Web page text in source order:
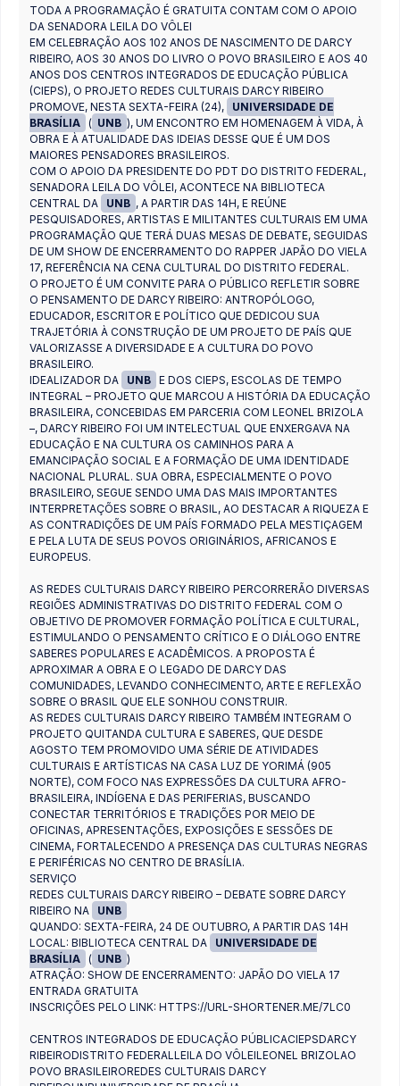
TODA A PROGRAMAÇÃO É GRATUITA CONTAM COM O APOIO
DA SENADORA LEILA DO VÔLEI
EM CELEBRAÇÃO AOS 102 ANOS DE NASCIMENTO DE DARCY
RIBEIRO, AOS 30 ANOS DO LIVRO O POVO BRASILEIRO E AOS 40
ANOS DOS CENTROS INTEGRADOS DE EDUCAÇÃO PÚBLICA
(CIEPS), O PROJETO REDES CULTURAIS DARCY RIBEIRO
PROMOVE, NESTA SEXTA-FEIRA (24),
UNIVERSIDADE DE
BRASÍLIA ( UNB ), UM ENCONTRO EM HOMENAGEM À VIDA, À
OBRA E À ATUALIDADE DAS IDEIAS DESSE QUE É UM DOS
MAIORES PENSADORES BRASILEIROS.
COM O APOIO DA PRESIDENTE DO PDT DO DISTRITO FEDERAL,
SENADORA LEILA DO VÔLEI, ACONTECE NA BIBLIOTECA
CENTRAL DA
UNB , A PARTIR DAS 14H, E REÚNE
PESQUISADORES, ARTISTAS E MILITANTES CULTURAIS EM UMA
PROGRAMAÇÃO QUE TERÁ DUAS MESAS DE DEBATE, SEGUIDAS
DE UM SHOW DE ENCERRAMENTO DO RAPPER JAPÃO DO VIELA
17, REFERÊNCIA NA CENA CULTURAL DO DISTRITO FEDERAL.
O PROJETO É UM CONVITE PARA O PÚBLICO REFLETIR SOBRE
O PENSAMENTO DE DARCY RIBEIRO: ANTROPÓLOGO,
EDUCADOR, ESCRITOR E POLÍTICO QUE DEDICOU SUA
TRAJETÓRIA À CONSTRUÇÃO DE UM PROJETO DE PAÍS QUE
VALORIZASSE A DIVERSIDADE E A CULTURA DO POVO
BRASILEIRO.
IDEALIZADOR DA
UNB E DOS CIEPS, ESCOLAS DE TEMPO
INTEGRAL – PROJETO QUE MARCOU A HISTÓRIA DA EDUCAÇÃO
BRASILEIRA, CONCEBIDAS EM PARCERIA COM LEONEL BRIZOLA
–, DARCY RIBEIRO FOI UM INTELECTUAL QUE ENXERGAVA NA
EDUCAÇÃO E NA CULTURA OS CAMINHOS PARA A
EMANCIPAÇÃO SOCIAL E A FORMAÇÃO DE UMA IDENTIDADE
NACIONAL PLURAL. SUA OBRA, ESPECIALMENTE O POVO
BRASILEIRO, SEGUE SENDO UMA DAS MAIS IMPORTANTES
INTERPRETAÇÕES SOBRE O BRASIL, AO DESTACAR A RIQUEZA E
AS CONTRADIÇÕES DE UM PAÍS FORMADO PELA MESTIÇAGEM
E PELA LUTA DE SEUS POVOS ORIGINÁRIOS, AFRICANOS E
EUROPEUS.
AS REDES CULTURAIS DARCY RIBEIRO PERCORRERÃO DIVERSAS
REGIÕES ADMINISTRATIVAS DO DISTRITO FEDERAL COM O
OBJETIVO DE PROMOVER FORMAÇÃO POLÍTICA E CULTURAL,
ESTIMULANDO O PENSAMENTO CRÍTICO E O DIÁLOGO ENTRE
SABERES POPULARES E ACADÊMICOS. A PROPOSTA É
APROXIMAR A OBRA E O LEGADO DE DARCY DAS
COMUNIDADES, LEVANDO CONHECIMENTO, ARTE E REFLEXÃO
SOBRE O BRASIL QUE ELE SONHOU CONSTRUIR.
AS REDES CULTURAIS DARCY RIBEIRO TAMBÉM INTEGRAM O
PROJETO QUITANDA CULTURA E SABERES, QUE DESDE
AGOSTO TEM PROMOVIDO UMA SÉRIE DE ATIVIDADES
CULTURAIS E ARTÍSTICAS NA CASA LUZ DE YORIMÁ (905
NORTE), COM FOCO NAS EXPRESSÕES DA CULTURA AFRO-
BRASILEIRA, INDÍGENA E DAS PERIFERIAS, BUSCANDO
CONECTAR TERRITÓRIOS E TRADIÇÕES POR MEIO DE
OFICINAS, APRESENTAÇÕES, EXPOSIÇÕES E SESSÕES DE
CINEMA, FORTALECENDO A PRESENÇA DAS CULTURAS NEGRAS
E PERIFÉRICAS NO CENTRO DE BRASÍLIA.
SERVIÇO
REDES CULTURAIS DARCY RIBEIRO – DEBATE SOBRE DARCY
RIBEIRO NA
UNB
QUANDO: SEXTA-FEIRA, 24 DE OUTUBRO, A PARTIR DAS 14H
LOCAL: BIBLIOTECA CENTRAL DA
UNIVERSIDADE DE
BRASÍLIA ( UNB )
ATRAÇÃO: SHOW DE ENCERRAMENTO: JAPÃO DO VIELA 17
ENTRADA GRATUITA
INSCRIÇÕES PELO LINK: HTTPS://URL-SHORTENER.ME/7LC0
CENTROS INTEGRADOS DE EDUCAÇÃO PÚBLICACIEPSDARCY
RIBEIRODISTRITO FEDERALLEILA DO VÔLEILEONEL BRIZOLAO
POVO BRASILEIROREDES CULTURAIS DARCY